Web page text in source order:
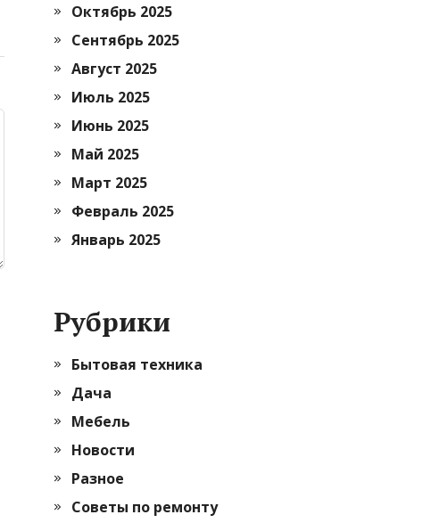
Октябрь 2025
Сентябрь 2025
Август 2025
Июль 2025
Июнь 2025
Май 2025
Март 2025
Февраль 2025
Январь 2025
Рубрики
Бытовая техника
Дача
Мебель
Новости
Разное
Советы по ремонту